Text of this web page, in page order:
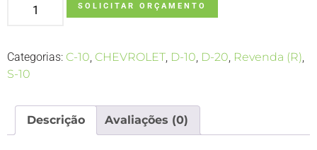
SOLICITAR ORÇAMENTO
Categorias: C-10, CHEVROLET, D-10, D-20, Revenda (R),
S-10
Descrição Avaliações (0)